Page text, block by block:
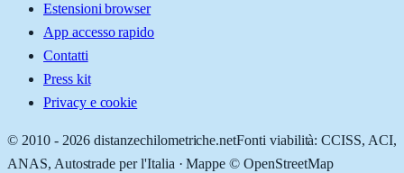
Estensioni browser
App accesso rapido
Contatti
Press kit
Privacy e cookie
© 2010 - 2026 distanzechilometriche.netFonti viabilità: CCISS, ACI,
ANAS, Autostrade per l'Italia · Mappe © OpenStreetMap